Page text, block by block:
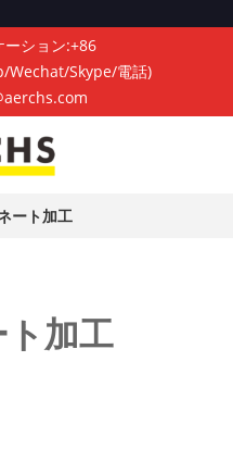
ーション:+86
Wechat/Skype/電話)
ート加工
加工